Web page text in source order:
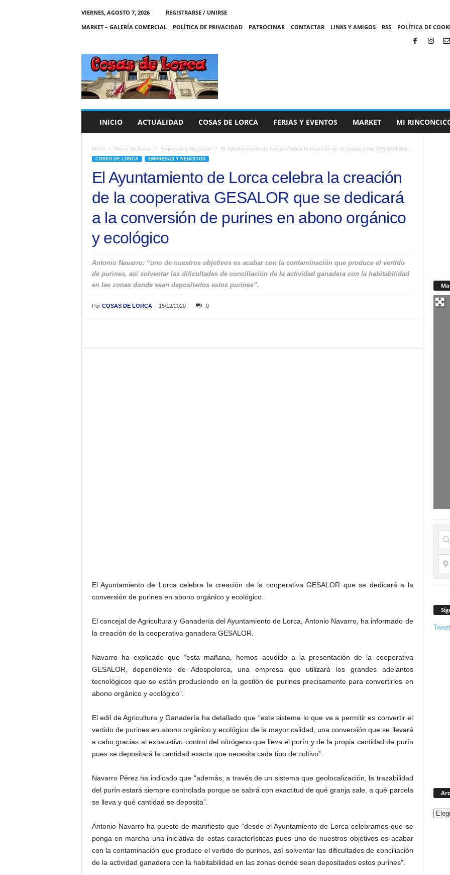
VIERNES, AGOSTO 7, 2026
REGISTRARSE / UNIRSE
MARKET – GALERÍA COMERCIAL
POLÍTICA DE PRIVACIDAD PATROCINAR CONTACTAR LINKS Y AMIGOS RSS POLÍTICA DE
C
A
S
INICIO ACTUALIDAD COSAS DE LORCA FERIAS Y EVENTOS MARKET MI
Inicio Cosas de Lorca Empresas y Negocios El Ayuntamiento de Lorca celebra la creación de la cooperativa GESALOR que...
COSAS DE LORCA EMPRESAS Y NEGOCIOS
El Ayuntamiento de Lorca celebra la creación
de la cooperativa GESALOR que se dedicará
a la conversión de purines en abono orgánico
y ecológico
Antonio Navarro: “uno de nuestros objetivos es acabar con la contaminación que produce el vertido
de purines, así solventar las dificultades de conciliación de la actividad ganadera con la habitabilidad
en las zonas donde sean depositados estos purines”.
Por COSAS DE LORCA- 15/12/2020 0
El Ayuntamiento de Lorca celebra la creación de la cooperativa GESALOR que se dedicará a la
conversión de purines en abono orgánico y ecológico.
El concejal de Agricultura y Ganadería del Ayuntamiento de Lorca, Antonio Navarro, ha informado de
la creación de la cooperativa ganadera GESALOR.
Navarro ha explicado que “esta mañana, hemos acudido a la presentación de la cooperativa
GESALOR, dependiente de Adespolorca, una empresa que utilizará los grandes adelantos
tecnológicos que se están produciendo en la gestión de purines precisamente para convertirlos en
abono orgánico y ecológico”.
El edil de Agricultura y Ganadería ha detallado que “este sistema lo que va a permitir es convertir el
vertido de purines en abono orgánico y ecológico de la mayor calidad, una conversión que se llevará
a cabo gracias al exhaustivo control del nitrógeno que lleva el purín y de la propia cantidad de purín
pues se depositará la cantidad exacta que necesita cada tipo de cultivo”.
Navarro Pérez ha indicado que “además, a través de un sistema que geolocalización, la trazabilidad
del purín estará siempre controlada porque se sabrá con exactitud de qué granja sale, a qué parcela
se lleva y qué cantidad se deposita”.
Antonio Navarro ha puesto de manifiesto que “desde el Ayuntamiento de Lorca celebramos que se
ponga en marcha una iniciativa de estas características pues uno de nuestros objetivos es acabar
con la contaminación que produce el vertido de purines, así solventar las dificultades de conciliación
de la actividad ganadera con la habitabilidad en las zonas donde sean depositados estos purines”.